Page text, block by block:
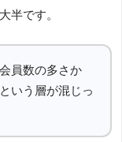
半です。
員数の多さか
いう層が混じっ